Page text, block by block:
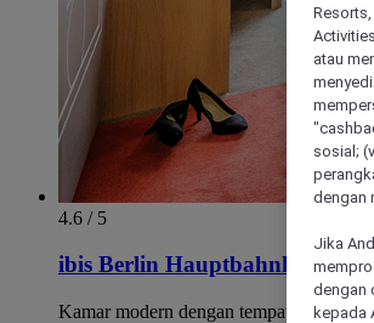
4.6 / 5
ibis Berlin Hauptbahnhof
Kamar modern dengan tempat tidur
atau
sosial;
dengan
Jika
dengan
kepada